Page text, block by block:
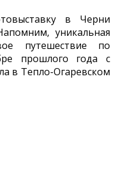
в Черни
уникальная
путешествие по
прошлого года с
в Тепло-Огаревском